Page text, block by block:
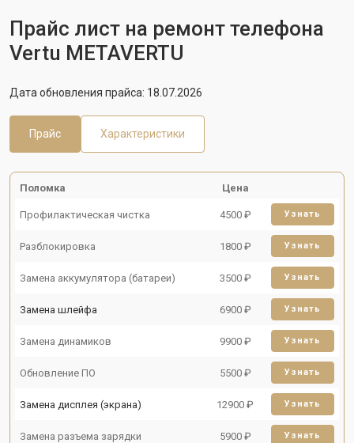
Прайс лист на ремонт телефона
Vertu METAVERTU
Дата обновления прайса: 18.07.2026
Прайс Характеристики
Поломка Цена
Профилактическая чистка 4500 ₽ Узнать
Разблокировка 1800 ₽ Узнать
Замена аккумулятора (батареи) 3500 ₽ Узнать
Замена шлейфа 6900 ₽ Узнать
Замена динамиков 9900 ₽ Узнать
Обновление ПО 5500 ₽ Узнать
Замена дисплея (экрана) 12900 ₽ Узнать
Замена разъема зарядки 5900 ₽ Узнать